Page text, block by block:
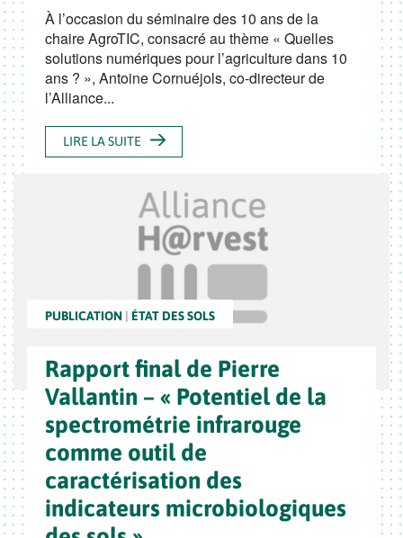
À l’occasion du séminaire des 10 ans de la
chaire AgroTIC, consacré au thème « Quelles
solutions numériques pour l’agriculture dans 10
ans ? », Antoine Cornuéjols, co-directeur de
l’Alliance...
LIRE LA SUITE
PUBLICATION | ÉTAT DES SOLS
Rapport final de Pierre
Vallantin – « Potentiel de la
spectrométrie infrarouge
comme outil de
caractérisation des
indicateurs microbiologiques